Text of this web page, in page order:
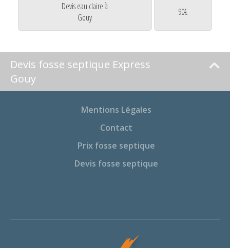
Devis eau claire à
Gouy
90€
Devis fosse septique Express
Gouy
Mentions Légales
Contact
Prix fosse septique
Devis fosse septique